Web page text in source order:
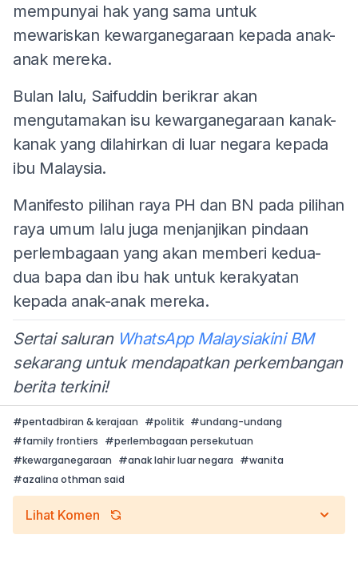
mempunyai hak yang sama untuk
mewariskan kewarganegaraan kepada anak-
anak mereka.
Bulan lalu, Saifuddin berikrar akan
mengutamakan isu kewarganegaraan kanak-
kanak yang dilahirkan di luar negara kepada
ibu Malaysia.
Manifesto pilihan raya PH dan BN pada pilihan
raya umum lalu juga menjanjikan pindaan
perlembagaan yang akan memberi kedua-
dua bapa dan ibu hak untuk kerakyatan
kepada anak-anak mereka.
Sertai saluran WhatsApp Malaysiakini BM
sekarang untuk mendapatkan perkembangan
berita terkini!
#pentadbiran & kerajaan #politik #undang-undang
#family frontiers #perlembagaan persekutuan
#kewarganegaraan #anak lahir luar negara #wanita
#azalina othman said
Lihat Komen